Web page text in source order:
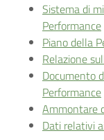
Sistema di
Performance
Piano della
Relazione
Documento
Performance
Ammontare
Dati relativi